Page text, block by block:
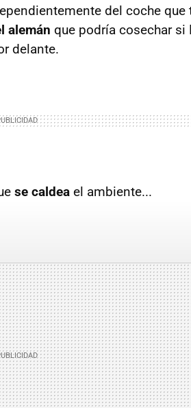
del coche que
alemán que podría cosechar si
delante.
se caldea el ambiente...